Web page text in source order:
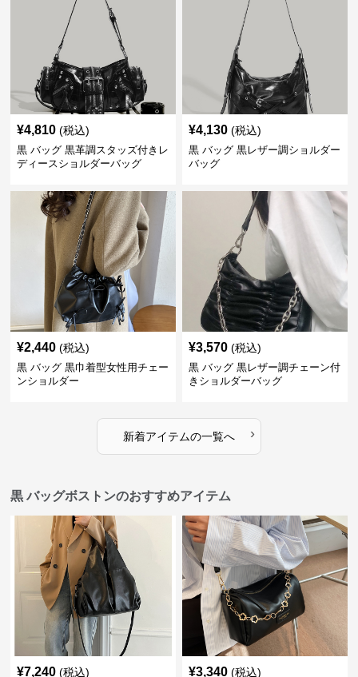
¥4,810 (税込)
黒 バッグ 黒革調スタッズ付きレ
ディースショルダーバッグ
¥4,130 (税込)
黒 バッグ 黒レザー調ショルダー
バッグ
¥2,440 (税込)
黒 バッグ 黒巾着型女性用チェー
ンショルダー
¥3,570 (税込)
黒 バッグ 黒レザー調チェーン付
きショルダーバッグ
新着アイテムの一覧へ ›
黒 バッグボストンのおすすめアイテム
¥7,240 (税込) ¥3,340 (税込)